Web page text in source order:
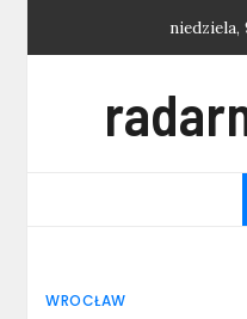
niedziela,
WROCŁAW